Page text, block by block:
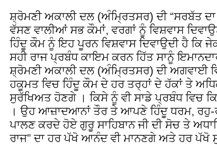
ਸ਼੍ਰੋਮਣੀ ਅਕਾਲੀ ਦਲ (ਅੰਮ੍ਰਿਤਸਰ) ਦੀ “ਸਰਬੱਤ
ਵੱਸਣ ਵਾਲੀਆਂ ਸਭ ਕੌਮਾਂ, ਵਰਗਾਂ ਨੂੰ ਵਿਸ਼ਵਾਸ
ਹਿੰਦੂ ਕੌਮ ਨੂੰ ਇਹ ਪੂਰਨ ਵਿਸ਼ਵਾਸ ਦਿਵਾਉਦੀ ਹੈ ਕਿ
ਸਹੀ ਰਾਜ ਪ੍ਰਬੰਧ ਕਾਇਮ ਕਰਨ ਹਿੱਤ ਸਾਨੂੰ
ਸ਼੍ਰੋਮਣੀ ਅਕਾਲੀ ਦਲ (ਅੰਮ੍ਰਿਤਸਰ) ਦੀ ਅਗਵਾਈ
ਹਕੂਮਤ ਵਿਚ ਹਿੰਦੂ ਕੌਮ ਦੇ ਹਰ ਤਰ੍ਹਾਂ ਦੇ ਹੱਕਾਂ ਤੇ
ਸੁਰੱਖਿਅਤ ਹੋਣਗੇ । ਕਿਸੇ ਨੂੰ ਵੀ ਸਾਡੇ ਪ੍ਰਬੰਧ ਵਿਚ
। ਉਹ ਆਜ਼ਾਦਆਨਾਂ ਤੌਰ ਤੇ ਆਪਣੇ ਹਿੰਦੂ ਧਰਮ, ਰਹੁ-
ਪਾਲਣ ਕਰਦੇ ਹੋਏ ਗੁਰੂ ਸਾਹਿਬਾਨ ਜੀ ਦੀ ਸੋਚ ਤੇ
ਰਾਜ” ਦਾ ਹਰ ਪੱਖੋ ਆਨੰਦ ਵੀ ਮਾਨਣਗੇ ਅਤੇ ਹਰ ਪੱਖੋ